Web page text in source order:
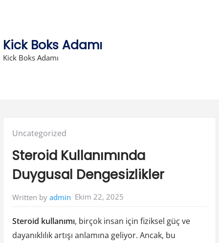
Kick Boks Adamı
Kick Boks Adamı
Posted
Uncategorized
Steroid Kullanımında
Duygusal Dengesizlikler
Written by admin Ekim 22, 2025
Steroid kullanımı, birçok insan için fiziksel güç ve
dayanıklılık artışı anlamına geliyor. Ancak, bu